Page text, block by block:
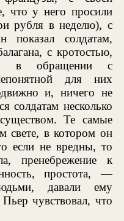
что у него просили
рубля в неделю), с
показал солдатам,
с кротостью,
в обращении с
для них
и, ничего не
солдатам несколько
Те самые
свете, в котором он
если не вредны, то
пренебрежение к
простота, —
давали ему
чувствовал, что